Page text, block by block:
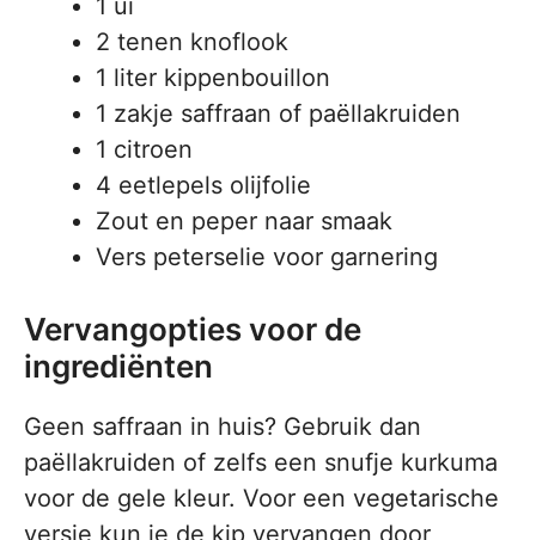
1 ui
2 tenen knoflook
1 liter kippenbouillon
1 zakje saffraan of paëllakruiden
1 citroen
4 eetlepels olijfolie
Zout en peper naar smaak
Vers peterselie voor garnering
Vervangopties voor de
ingrediënten
Geen saffraan in huis? Gebruik dan
paëllakruiden of zelfs een snufje kurkuma
voor de gele kleur. Voor een vegetarische
versie kun je de kip vervangen door